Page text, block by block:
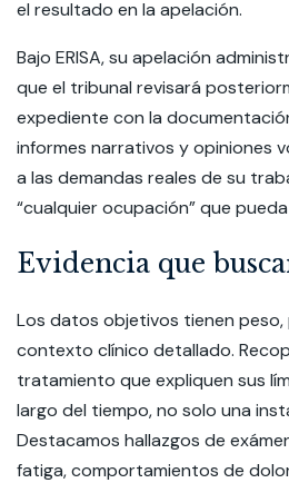
el resultado en la apelación.
Bajo ERISA, su apelación
que el tribunal revisará
expediente con la
informes narrativos y opiniones
a las demandas reales de su
“cualquier ocupación” que pueda
Evidencia que
Los datos objetivos tienen peso,
contexto clínico detallado.
tratamiento que expliquen sus
largo del tiempo, no solo una
Destacamos hallazgos de
fatiga, comportamientos de